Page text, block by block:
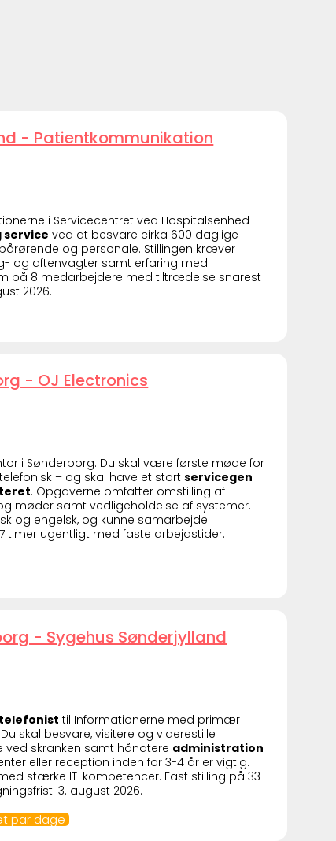
- Patientkommunikation
i Servicecentret ved Hospitalsenhed
service ved at besvare cirka 600 daglige
og personale. Stillingen kræver
og aftenvagter samt erfaring med
på 8 medarbejdere med tiltrædelse snarest
2026.
- OJ Electronics
i Sønderborg. Du skal være første møde for
– og skal have et stortservicegen
. Opgaverne omfatter omstilling af
møder samt vedligeholdelse af systemer.
og engelsk, og kunne samarbejde
timer ugentligt med faste arbejdstider.
- Sygehus Sønderjylland
til Informationerne med primær
skal besvare, visitere og viderestille
ved skranken samt håndtere administration
eller reception inden for 3-4 år er vigtig.
stærke IT-kompetencer. Fast stilling på 33
3. august 2026.
par dage